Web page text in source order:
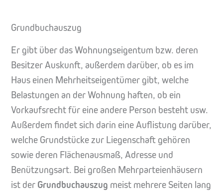
Grundbuchauszug
Er gibt über das Wohnungseigentum bzw. deren
Besitzer Auskunft, außerdem darüber, ob es im
Haus einen Mehrheitseigentümer gibt, welche
Belastungen an der Wohnung haften, ob ein
Vorkaufsrecht für eine andere Person besteht usw.
Außerdem findet sich darin eine Auflistung darüber,
welche Grundstücke zur Liegenschaft gehören
sowie deren Flächenausmaß, Adresse und
Benützungsart. Bei großen Mehrparteienhäusern
ist der Grundbuchauszug meist mehrere Seiten lang